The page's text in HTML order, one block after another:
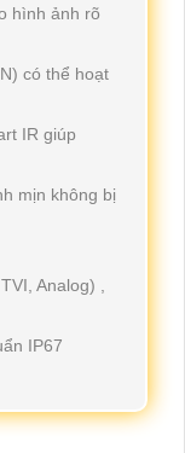
hình ảnh rõ
có thể hoạt
IR giúp
mịn không bị
Analog) ,
IP67